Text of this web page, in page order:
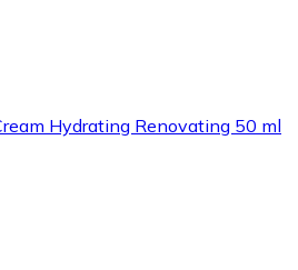
Hydrating Renovating 50 ml